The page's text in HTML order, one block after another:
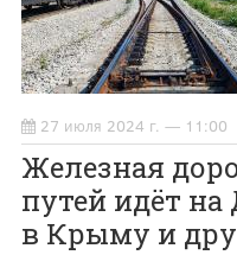
27 июля 2024 г. — 11:00
Железная
путей идёт на
в Крыму и